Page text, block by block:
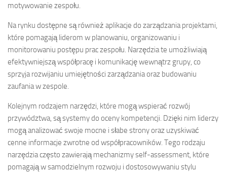
motywowanie zespołu.
Na rynku dostępne są również aplikacje do zarządzania projektami,
które pomagają liderom w planowaniu, organizowaniu i
monitorowaniu postępu prac zespołu. Narzędzia te umożliwiają
efektywniejszą współpracę i komunikację wewnątrz grupy, co
sprzyja rozwijaniu umiejętności zarządzania oraz budowaniu
zaufania w zespole.
Kolejnym rodzajem narzędzi, które mogą wspierać rozwój
przywództwa, są systemy do oceny kompetencji. Dzięki nim liderzy
mogą analizować swoje mocne i słabe strony oraz uzyskiwać
cenne informacje zwrotne od współpracowników. Tego rodzaju
narzędzia często zawierają mechanizmy self-assessment, które
pomagają w samodzielnym rozwoju i dostosowywaniu stylu